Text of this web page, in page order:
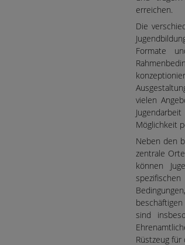
erreichen.
Die
Formate
vielen
Möglichkeit
Neben den
zentrale
können
sind
Rüstzeug